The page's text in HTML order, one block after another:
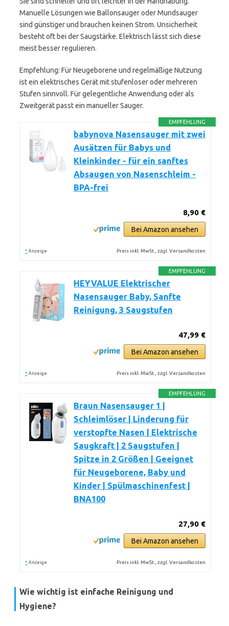
Manuelle Lösungen wie Ballonsauger oder Mundsauger
sind günstiger und brauchen keinen Strom. Unsicherheit
besteht oft bei der Saugstärke. Elektrisch lässt sich diese
meist besser regulieren.
Empfehlung: Für Neugeborene und regelmäßige Nutzung
ist ein elektrisches Gerät mit stufenloser oder mehreren
Stufen sinnvoll. Für gelegentliche Anwendung oder als
Zweitgerät passt ein manueller Sauger.
EMPFEHLUNG
babynova Nasensauger mit zwei
Ausätzen für Babys und
Kleinkinder - für ein sanftes
Absaugen von Nasenschleim -
BPA-frei
8,90 €
Bei Amazon ansehen
* Anzeige Preis inkl. MwSt., zzgl. Versandkosten
EMPFEHLUNG
HEYVALUE Elektrischer
Nasensauger Baby, Sanfte
Reinigung, 3 Saugstufen
47,99 €
Bei Amazon ansehen
* Anzeige Preis inkl. MwSt., zzgl. Versandkosten
EMPFEHLUNG
Braun Nasensauger 1 |
Schleimlöser | Linderung für
verstopfte Nasen | Elektrische
Saugkraft | 2 Saugstufen |
Spitze in 2 Größen | Geeignet
für Neugeborene, Baby und
Kinder | Spülmaschinenfest |
BNA100
27,90 €
Bei Amazon ansehen
* Anzeige Preis inkl. MwSt., zzgl. Versandkosten
Wie wichtig ist einfache Reinigung und
Hygiene?